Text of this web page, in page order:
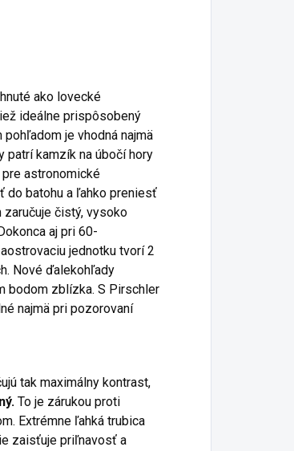
ako lovecké
ideálne prispôsobený
je vhodná najmä
patrí kamzík na úbočí hory
astronomické
do batohu a ľahko preniesť
čistý, vysoko
aj pri 60-
jednotku tvorí 2
Nové ďalekohľady
bodom zblízka. S Pirschler
najmä pri pozorovaní
tak maximálny kontrast,
To je zárukou proti
Extrémne ľahká trubica
zaisťuje priľnavosť a